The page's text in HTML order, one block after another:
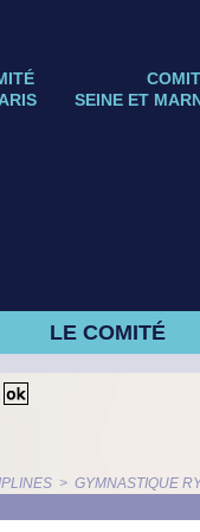
SEINE ET
LE COMITÉ
> GYMNASTIQUE